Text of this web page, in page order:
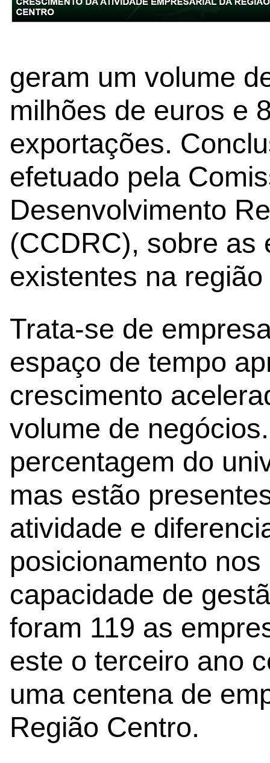
geram um volume
milhões de euros e
exportações.
efetuado pela
Desenvolvimento
(CCDRC), sobre as
existentes na
Trata-se de
espaço de tempo
crescimento
volume de
percentagem do
mas estão
atividade e
posicionamento
capacidade de
foram 119 as
este o terceiro ano
uma centena de
Região Centro.